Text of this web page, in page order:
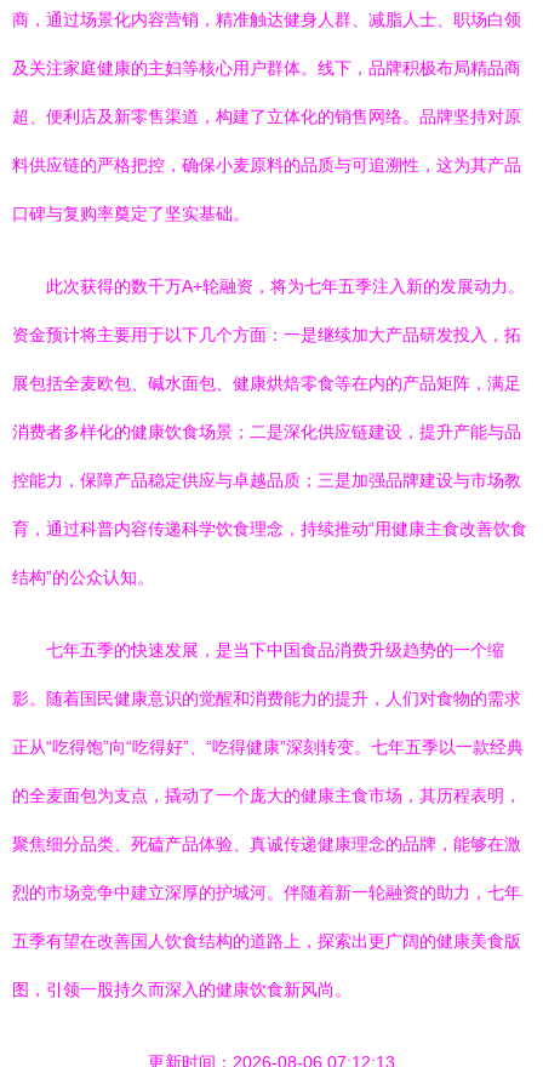
商，通过场景化内容营销，精准触达健身人群、减脂人士、职场白领
及关注家庭健康的主妇等核心用户群体。线下，品牌积极布局精品商
超、便利店及新零售渠道，构建了立体化的销售网络。品牌坚持对原
料供应链的严格把控，确保小麦原料的品质与可追溯性，这为其产品
口碑与复购率奠定了坚实基础。
此次获得的数千万A+轮融资，将为七年五季注入新的发展动力。
资金预计将主要用于以下几个方面：一是继续加大产品研发投入，拓
展包括全麦欧包、碱水面包、健康烘焙零食等在内的产品矩阵，满足
消费者多样化的健康饮食场景；二是深化供应链建设，提升产能与品
控能力，保障产品稳定供应与卓越品质；三是加强品牌建设与市场教
育，通过科普内容传递科学饮食理念，持续推动“用健康主食改善饮食
结构”的公众认知。
七年五季的快速发展，是当下中国食品消费升级趋势的一个缩
影。随着国民健康意识的觉醒和消费能力的提升，人们对食物的需求
正从“吃得饱”向“吃得好”、“吃得健康”深刻转变。七年五季以一款经典
的全麦面包为支点，撬动了一个庞大的健康主食市场，其历程表明，
聚焦细分品类、死磕产品体验、真诚传递健康理念的品牌，能够在激
烈的市场竞争中建立深厚的护城河。伴随着新一轮融资的助力，七年
五季有望在改善国人饮食结构的道路上，探索出更广阔的健康美食版
图，引领一股持久而深入的健康饮食新风尚。
更新时间：2026-08-06 07:12:13